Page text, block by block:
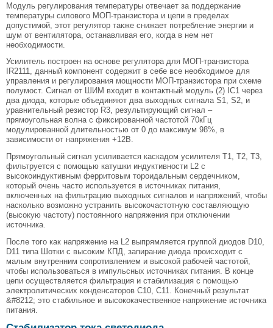
Модуль регулирования температуры отвечает за поддержание
температуры силового МОП-транзистора и цепи в пределах
допустимой, этот регулятор также снижает потребление энергии и
шум от вентилятора, останавливая его, когда в нем нет
необходимости.
Усилитель построен на основе регулятора для МОП-транзистора
IR2111, данный компонент содержит в себе все необходимое для
управления и регулирования мощности МОП-транзистора при схеме
полумост. Сигнал от ШИМ входит в контактный модуль (2) IC1 через
два диода, которые объединяют два выходных сигнала S1, S2, и
уравнительный резистор R3, результирующий сигнал –
прямоугольная волна с фиксированной частотой 70кГц
модулированной длительностью от 0 до максимум 98%, в
зависимости от напряжения +12В.
Прямоугольный сигнал усиливается каскадом усилителя T1, T2, T3,
фильтруется с помощью катушки индуктивности L2 с
высокоиндуктивным ферритовым тороидальным сердечником,
который очень часто используется в источниках питания,
включенных на фильтрацию выходных сигналов и напряжений, чтобы
насколько возможно устранить высокочастотную составляющую
(высокую частоту) постоянного напряжения при отключении
источника.
После того как напряжение на L2 выпрямляется группой диодов D10,
D11 типа Шотки с высоким КПД, запирание диода происходит с
малым внутренним сопротивлением и высокой рабочей частотой,
чтобы использоваться в импульсных источниках питания. В конце
цепи осуществляется фильтрация и стабилизация с помощью
электролитических конденсаторов С10, С11. Конечный результат
&#8212; это стабильное и высококачественное напряжение источника
питания.